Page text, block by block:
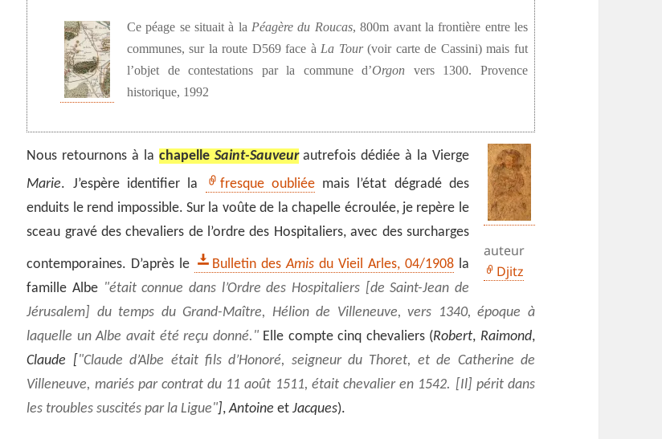
Ce péage se situait à laPéagère du Roucas, 800m avant la frontière entre les
communes, sur la route D569 face àLa Tour(voir carte de Cassini) mais fut
l’objet de contestations par la commune d’Orgon vers 1300. Provence
historique, 1992
auteur
Djitz
Nous retournons à la chapelle Saint-Sauveurautrefois dédiée à la Vierge
Marie. J’espère identifier la fresque oubliéemais l’état dégradé des
enduits le rend impossible. Sur la voûte de la chapelle écroulée, je repère le
sceau gravé des chevaliers de l’ordre des Hospitaliers, avec des surcharges
contemporaines. D’après le Bulletin desAmis du Vieil Arles, 04/1908la
famille Albe
était connue dans l’Ordre des Hospitaliers [de Saint-Jean de
Jérusalem] du temps du Grand-Maître, Hélion de Villeneuve, vers 1340, époque à
laquelle unAlbe avait été reçu donné. Elle compte cinq chevaliers (Robert, Raimond,
Claude [ Claude d’Albe était fils d’Honoré, seigneur du Thoret, et de Catherine de
Villeneuve, mariés par contrat du 11 août 1511, était chevalier en 1542. [Il] périt dans
les troubles suscités par la Ligue ],Antoine etJacques).